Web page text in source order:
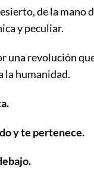
de la mano
y peculiar.
una revolución
la humanidad.
y te pertenece.